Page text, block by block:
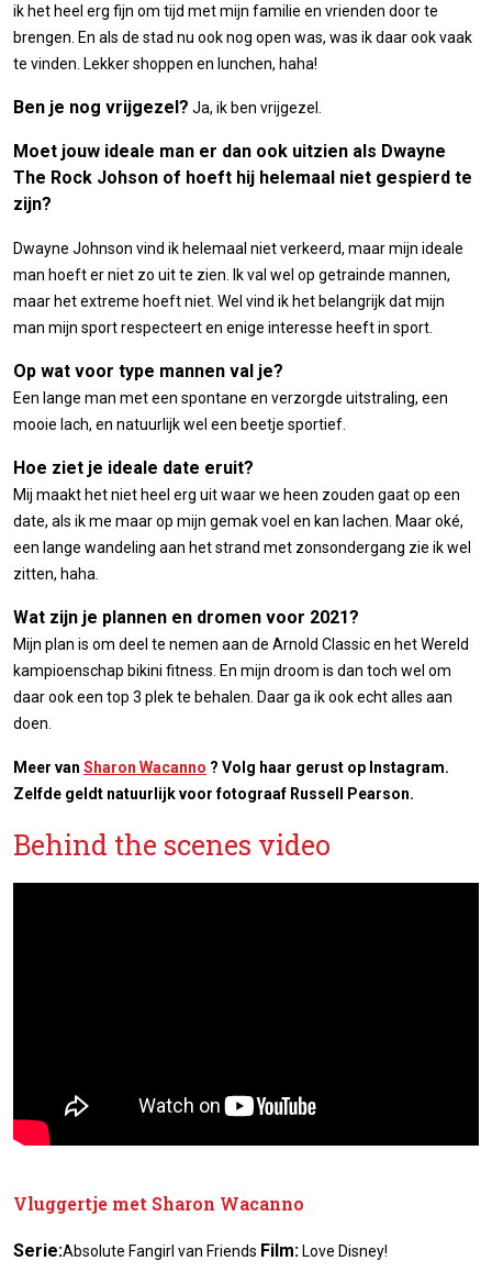
ik het heel erg fijn om tijd met mijn familie en vrienden door te
brengen. En als de stad nu ook nog open was, was ik daar ook vaak
te vinden. Lekker shoppen en lunchen, haha!
Ben je nog vrijgezel? Ja, ik ben vrijgezel.
Moet jouw ideale man er dan ook uitzien als Dwayne
The Rock Johson of hoeft hij helemaal niet gespierd te
zijn?
Dwayne Johnson vind ik helemaal niet verkeerd, maar mijn ideale
man hoeft er niet zo uit te zien. Ik val wel op getrainde mannen,
maar het extreme hoeft niet. Wel vind ik het belangrijk dat mijn
man mijn sport respecteert en enige interesse heeft in sport.
Op wat voor type mannen val je?
Een lange man met een spontane en verzorgde uitstraling, een
mooie lach, en natuurlijk wel een beetje sportief.
Hoe ziet je ideale date eruit?
Mij maakt het niet heel erg uit waar we heen zouden gaat op een
date, als ik me maar op mijn gemak voel en kan lachen. Maar oké,
een lange wandeling aan het strand met zonsondergang zie ik wel
zitten, haha.
Wat zijn je plannen en dromen voor 2021?
Mijn plan is om deel te nemen aan de Arnold Classic en het Wereld
kampioenschap bikini fitness. En mijn droom is dan toch wel om
daar ook een top 3 plek te behalen. Daar ga ik ook echt alles aan
doen.
Meer van Sharon Wacanno ? Volg haar gerust op Instagram.
Zelfde geldt natuurlijk voor fotograaf Russell Pearson.
Behind the scenes video
Vluggertje met Sharon Wacanno
Serie:Absolute Fangirl van Friends Film: Love Disney!